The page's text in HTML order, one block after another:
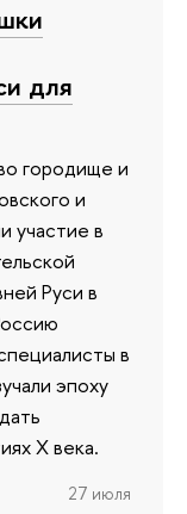
для
городище и
и
участие в
Руси в
в
эпоху
X века.
27 июля